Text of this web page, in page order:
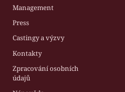
Management
Press
Castingy a výzvy
Kontakty
Zpracování osobních
údajů